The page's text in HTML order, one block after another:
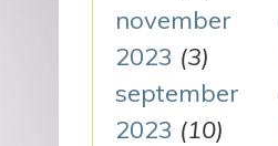
november
2023 (3)
september
2023 (10)